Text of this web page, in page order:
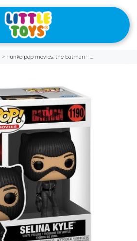
Funko pop movies: the batman - selina kyle (hunting chase)